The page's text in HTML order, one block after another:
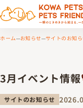
ホーム お知らせ サイトのお知
3月イベント情報
サイトのお知らせ